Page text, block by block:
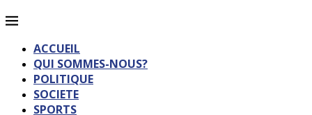
ACCUEIL
QUI SOMMES-NOUS?
POLITIQUE
SOCIETE
SPORTS